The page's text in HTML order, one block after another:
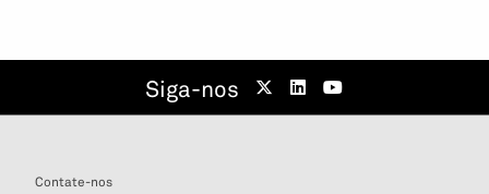
Siga-nos
Contate-nos